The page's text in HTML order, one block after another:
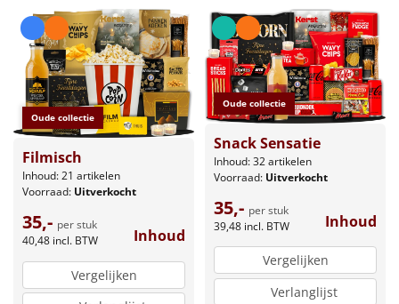
Oude collectie
Filmisch
Inhoud: 21 artikelen
Voorraad: Uitverkocht
35,- per stuk
40,48 incl. BTW Inhoud
Vergelijken
Oude collectie
Snack Sensatie
Inhoud: 32 artikelen
Voorraad: Uitverkocht
35,- per stuk
39,48 incl. BTW Inhoud
Vergelijken
Verlanglijst